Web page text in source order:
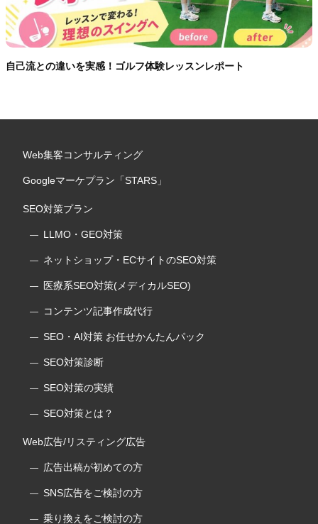
自己流との違いを実感！ゴルフ体験レッスンレポート
Web集客コンサルティング
Googleマーケプラン「STARS」
SEO対策プラン
LLMO・GEO対策
ネットショップ・ECサイトのSEO対策
医療系SEO対策(メディカルSEO)
コンテンツ記事作成代行
SEO・AI対策 お任せかんたんパック
SEO対策診断
SEO対策の実績
SEO対策とは？
Web広告/リスティング広告
広告出稿が初めての方
SNS広告をご検討の方
乗り換えをご検討の方